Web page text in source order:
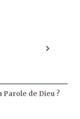
Parole de Dieu ?